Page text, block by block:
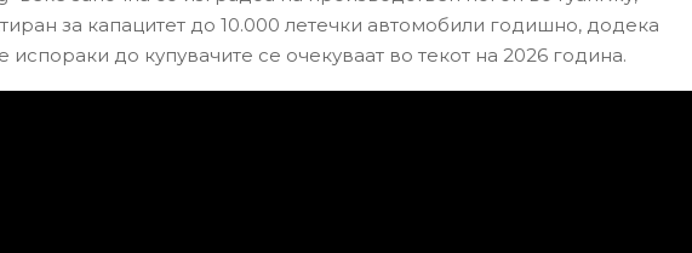
за капацитет до 10.000 летечки автомобили годишно, додека
испораки до купувачите се очекуваат во текот на 2026 година.